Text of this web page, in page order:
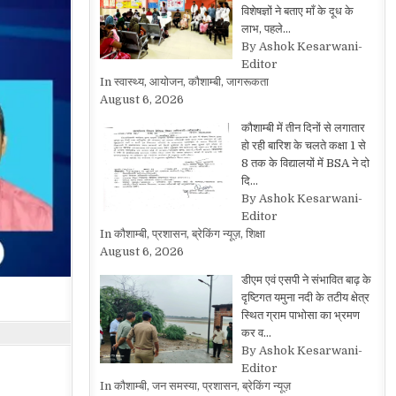
विशेषज्ञों ने बताए माँ के दूध के
लाभ, पहले…
By Ashok Kesarwani-
Editor
In स्वास्थ्य, आयोजन, कौशाम्बी, जागरूकता
August 6, 2026
कौशाम्बी में तीन दिनों से लगातार
हो रही बारिश के चलते कक्षा 1 से
8 तक के विद्यालयों में BSA ने दो
दि…
By Ashok Kesarwani-
Editor
In कौशाम्बी, प्रशासन, ब्रेकिंग न्यूज़, शिक्षा
August 6, 2026
डीएम एवं एसपी ने संभावित बाढ़ के
दृष्टिगत यमुना नदी के तटीय क्षेत्र
स्थित ग्राम पाभोसा का भ्रमण
कर व…
By Ashok Kesarwani-
Editor
In कौशाम्बी, जन समस्या, प्रशासन, ब्रेकिंग न्यूज़